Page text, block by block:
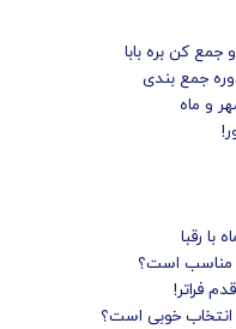
کن بره بابا
جمع‌ بندی
و ماه
رقبا
مناسب است؟
فراتر!
انتخاب خوبی است؟